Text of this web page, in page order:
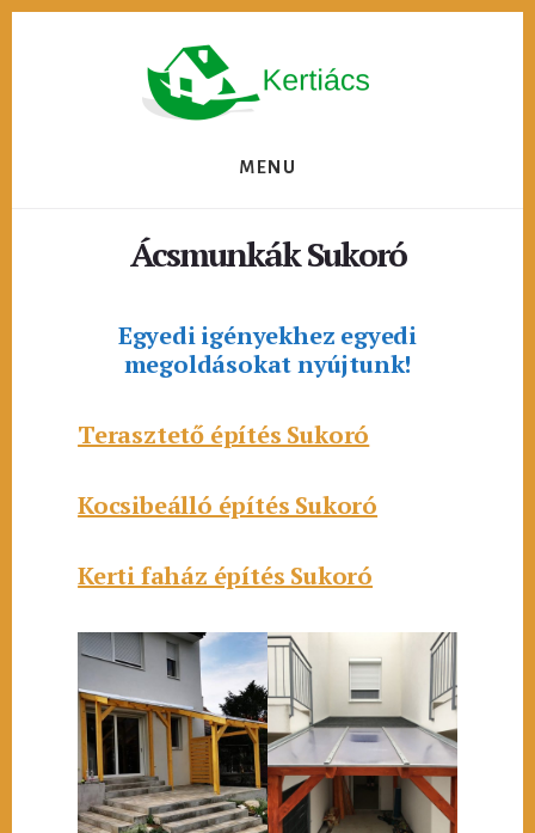
MENU
Ácsmunkák Sukoró
Egyedi igényekhez egyedi
megoldásokat nyújtunk!
Terasztető építés Sukoró
Kocsibeálló építés Sukoró
Kerti faház építés Sukoró